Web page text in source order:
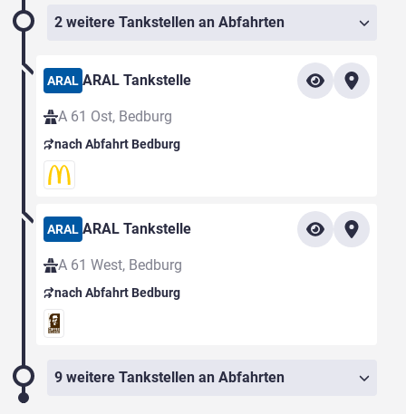
2 weitere Tankstellen an Abfahrten
ARAL ARAL Tankstelle
A 61 Ost, Bedburg
nach Abfahrt Bedburg
ARAL ARAL Tankstelle
A 61 West, Bedburg
nach Abfahrt Bedburg
9 weitere Tankstellen an Abfahrten